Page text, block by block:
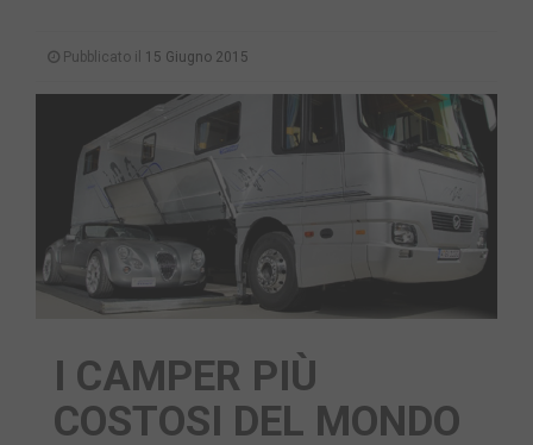
Pubblicato il 15 Giugno 2015
I CAMPER PIÙ
COSTOSI DEL MONDO